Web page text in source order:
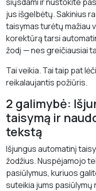
jus išgelbėtų. Sakinius
taisymas turėtų mažiau
korektūrą tarsi
žodį — nes greičiausiai
Tai veikia. Tai taip pat
reikalaujantis požiūris.
2 galimybė:
taisymą ir
tekstą
Išjungus automatinį
žodžius. Nuspėjamojo
pasiūlymus, kuriuos
suteikia jums